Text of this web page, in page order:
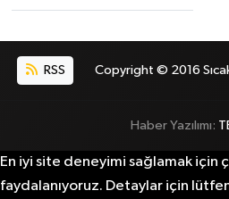
RSS Copyright © 2016
Haber Yazılımı:
En iyi site deneyimi sağlamak için
faydalanıyoruz. Detaylar için lütfen